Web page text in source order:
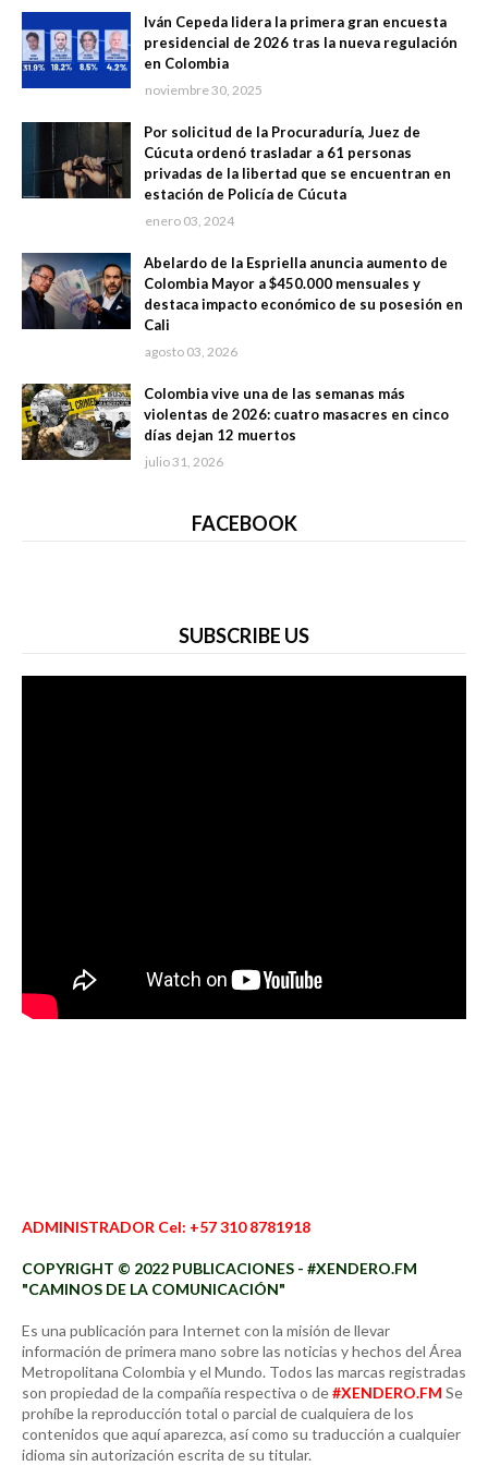
Iván Cepeda lidera la primera gran encuesta
presidencial de 2026 tras la nueva regulación
en Colombia
noviembre 30, 2025
Por solicitud de la Procuraduría, Juez de
Cúcuta ordenó trasladar a 61 personas
privadas de la libertad que se encuentran en
estación de Policía de Cúcuta
enero 03, 2024
Abelardo de la Espriella anuncia aumento de
Colombia Mayor a $450.000 mensuales y
destaca impacto económico de su posesión en
Cali
agosto 03, 2026
Colombia vive una de las semanas más
violentas de 2026: cuatro masacres en cinco
días dejan 12 muertos
julio 31, 2026
FACEBOOK
SUBSCRIBE US
ADMINISTRADOR Cel: +57 310 8781918
COPYRIGHT © 2022 PUBLICACIONES - #XENDERO.FM
"CAMINOS DE LA COMUNICACIÓN"
Es una publicación para Internet con la misión de llevar
información de primera mano sobre las noticias y hechos del Área
Metropolitana Colombia y el Mundo. Todos las marcas registradas
son propiedad de la compañía respectiva o de#XENDERO.FM Se
prohíbe la reproducción total o parcial de cualquiera de los
contenidos que aquí aparezca, así como su traducción a cualquier
idioma sin autorización escrita de su titular.